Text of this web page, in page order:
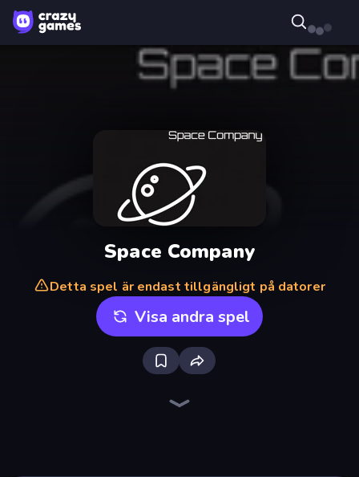
Space Company
Detta spel är endast tillgängligt på datorer
Visa andra spel